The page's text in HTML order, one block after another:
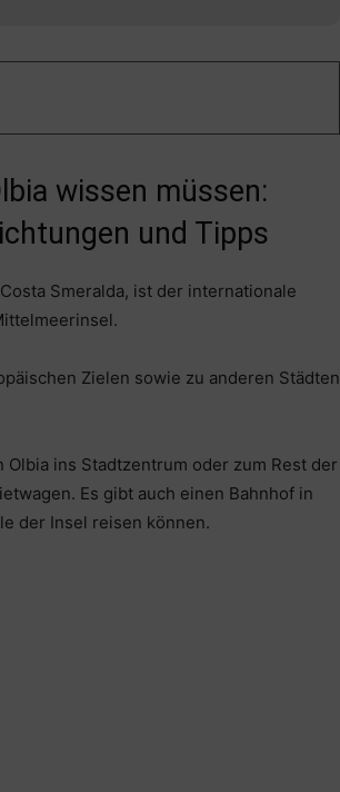
wissen müssen:
und Tipps
Smeralda, ist der internationale
Zielen sowie zu anderen Städten
ins Stadtzentrum oder zum Rest der
Es gibt auch einen Bahnhof in
der Insel reisen können.